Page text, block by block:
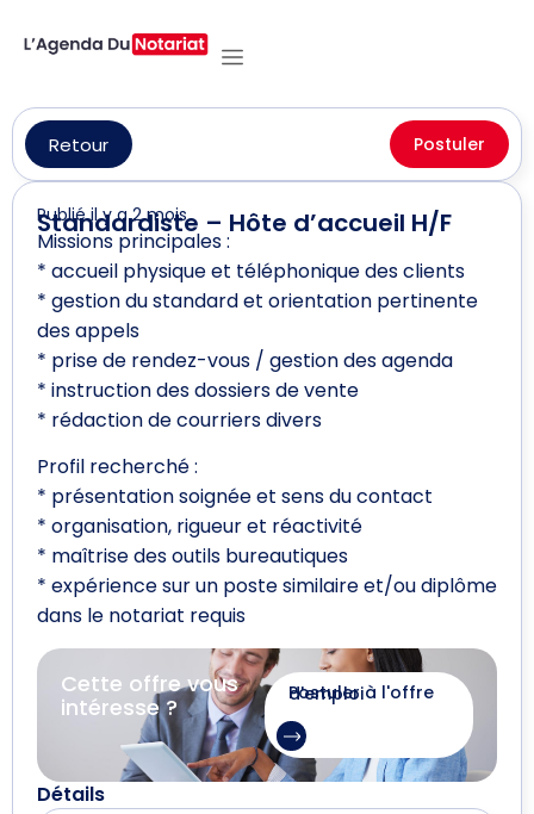
Retour Postuler
Standardiste – Hôte d’accueil H/F
Publié il y a 2 mois
Missions principales :
* accueil physique et téléphonique des clients
* gestion du standard et orientation pertinente
des appels
* prise de rendez-vous / gestion des agenda
* instruction des dossiers de vente
* rédaction de courriers divers
Profil recherché :
* présentation soignée et sens du contact
* organisation, rigueur et réactivité
* maîtrise des outils bureautiques
* expérience sur un poste similaire et/ou diplôme
dans le notariat requis
Cette offre vous
intéresse ?
Postuler à l'offre d'emploi
Détails